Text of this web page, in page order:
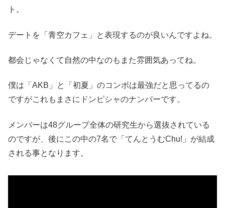
ト。
デートを「青空カフェ」と表現するのが良いんですよね。
都会じゃなくて自然の中なのもまた雰囲気あってね。
僕は「AKB」と「初夏」のコンボは最強だと思ってるの
ですがこれもまさにドンピシャのナンバーです。
メンバーは48グループ全体の研究生から選抜されている
のですが、後にこの中の7名で「てんとうむChu!」が結成
される事となります。